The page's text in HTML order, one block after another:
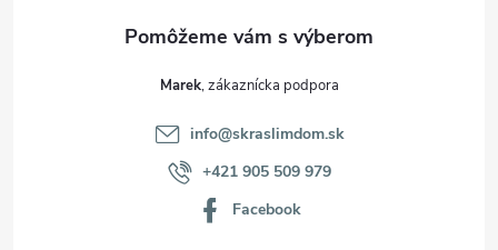
Marek
info@skraslimdom.sk
+421 905 509 979
Facebook